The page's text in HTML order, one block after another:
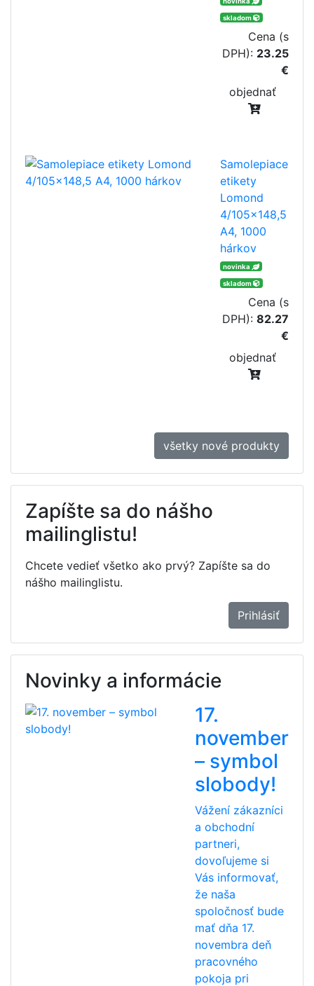
skladom
Cena (s
DPH): 23.25
€
objednať
Samolepiace
etikety
Lomond
4/105x148,5
A4, 1000
hárkov
novinka
skladom
Cena (s
DPH): 82.27
€
objednať
všetky nové produkty
Zapíšte sa do nášho
mailinglistu!
Chcete vedieť všetko ako prvý? Zapíšte sa do
nášho mailinglistu.
Prihlásiť
Novinky a informácie
17.
november
– symbol
slobody!
Vážení zákazníci
a obchodní
partneri,
dovoľujeme si
Vás informovať,
že naša
spoločnosť bude
mať dňa 17.
novembra deň
pracovného
pokoja pri